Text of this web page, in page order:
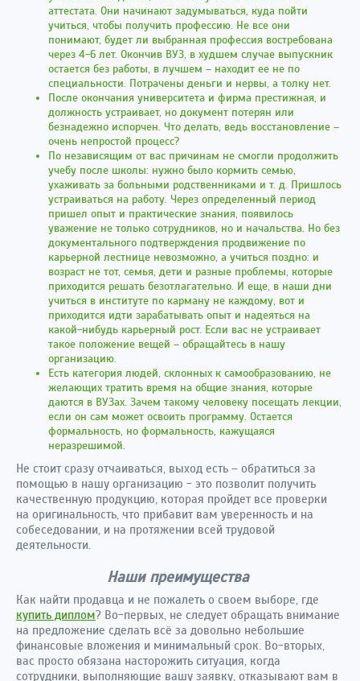
аттестата. Они начинают задумываться, куда пойти
учиться, чтобы получить профессию. Не все они
понимают, будет ли выбранная профессия востребована
через 4-6 лет. Окончив ВУЗ, в худшем случае выпускник
остается без работы, в лучшем – находит ее не по
специальности. Потрачены деньги и нервы, а толку нет.
После окончания университета и фирма престижная, и
должность устраивает, но документ потерян или
безнадежно испорчен. Что делать, ведь восстановление –
очень непростой процесс?
По независящим от вас причинам не смогли продолжить
учебу после школы: нужно было кормить семью,
ухаживать за больными родственниками и т. д. Пришлось
устраиваться на работу. Через определенный период
пришел опыт и практические знания, появилось
уважение не только сотрудников, но и начальства. Но без
документального подтверждения продвижение по
карьерной лестнице невозможно, а учиться поздно: и
возраст не тот, семья, дети и разные проблемы, которые
приходится решать безотлагательно. И еще, в наши дни
учиться в институте по карману не каждому, вот и
приходится идти зарабатывать опыт и надеяться на
какой-нибудь карьерный рост. Если вас не устраивает
такое положение вещей – обращайтесь в нашу
организацию.
Есть категория людей, склонных к самообразованию, не
желающих тратить время на общие знания, которые
даются в ВУЗах. Зачем такому человеку посещать лекции,
если он сам может освоить программу. Остается
формальность, но формальность, кажущаяся
неразрешимой.
Не стоит сразу отчаиваться, выход есть – обратиться за
помощью в нашу организацию - это позволит получить
качественную продукцию, которая пройдет все проверки
на оригинальность, что прибавит вам уверенность и на
собеседовании, и на протяжении всей трудовой
деятельности.
Наши преимущества
Как найти продавца и не пожалеть о своем выборе, где
купить диплом? Во-первых, не следует обращать внимание
на предложение сделать всё за довольно небольшие
финансовые вложения и минимальный срок. Во-вторых,
вас просто обязана насторожить ситуация, когда
сотрудники, выполняющие вашу заявку, отказывают вам в